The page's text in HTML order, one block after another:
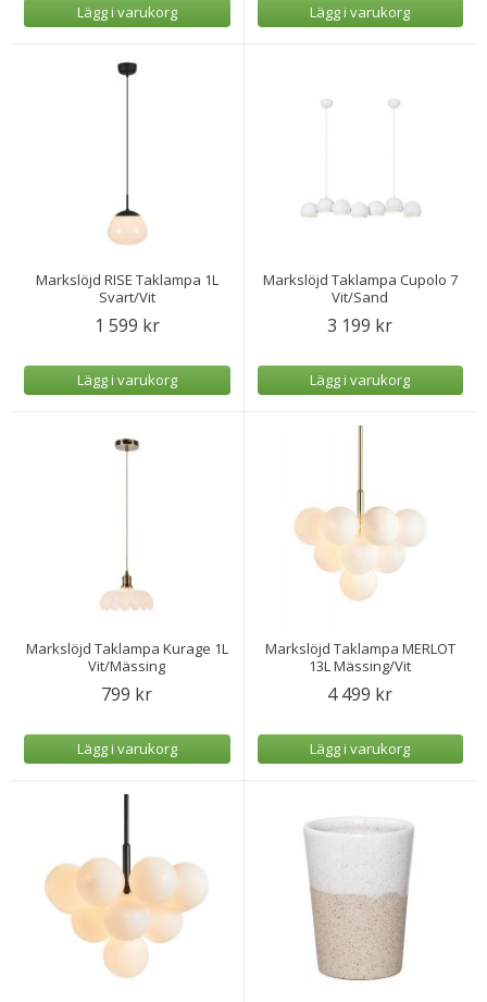
Lägg i varukorg Lägg i varukorg
Markslöjd RISE Taklampa 1L
Svart/Vit
1 599 kr
Lägg i varukorg
Markslöjd Taklampa Cupolo 7
Vit/Sand
3 199 kr
Lägg i varukorg
Markslöjd Taklampa Kurage 1L
Vit/Mässing
799 kr
Lägg i varukorg
Markslöjd Taklampa MERLOT
13L Mässing/Vit
4 499 kr
Lägg i varukorg